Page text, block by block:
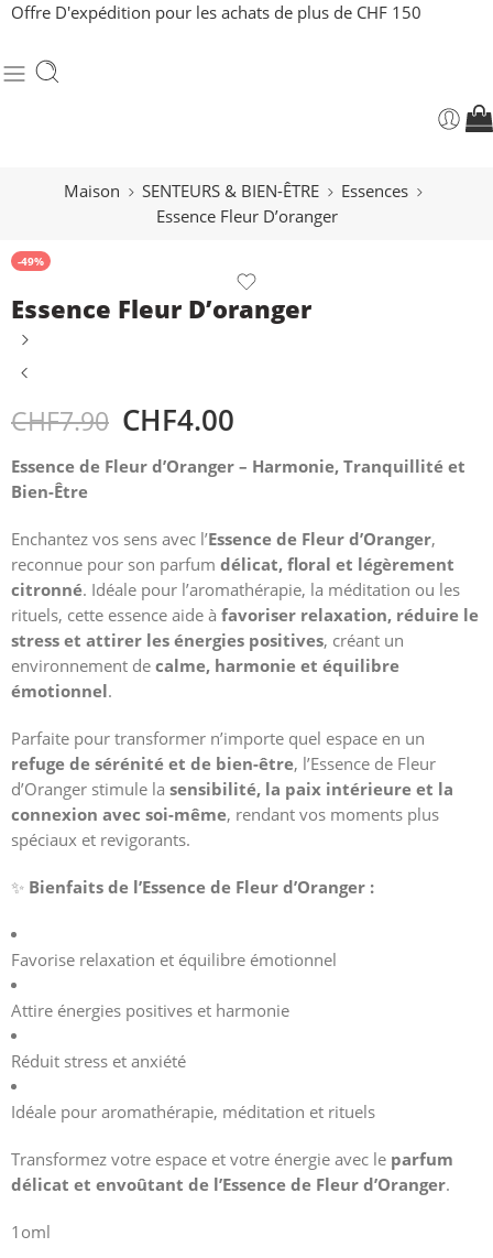
Offre D'expédition pour les achats de plus de CHF 150
Maison SENTEURS & BIEN-ÊTRE
Essences
Essence Fleur D’oranger
-49%
Essence Fleur D’oranger
CHF7.90 CHF4.00
Essence de Fleur d’Oranger – Harmonie, Tranquillité et
Bien-Être
Enchantez vos sens avec l’Essence de Fleur d’Oranger,
reconnue pour son parfum délicat, floral et légèrement
citronné. Idéale pour l’aromathérapie, la méditation ou les
rituels, cette essence aide à favoriser relaxation, réduire le
stress et attirer les énergies positives, créant un
environnement de calme, harmonie et équilibre
émotionnel.
Parfaite pour transformer n’importe quel espace en un
refuge de sérénité et de bien-être, l’Essence de Fleur
d’Oranger stimule la sensibilité, la paix intérieure et la
connexion avec soi-même, rendant vos moments plus
spéciaux et revigorants.
✨ Bienfaits de l’Essence de Fleur d’Oranger :
Favorise relaxation et équilibre émotionnel
Attire énergies positives et harmonie
Réduit stress et anxiété
Idéale pour aromathérapie, méditation et rituels
Transformez votre espace et votre énergie avec le parfum
délicat et envoûtant de l’Essence de Fleur d’Oranger.
1oml